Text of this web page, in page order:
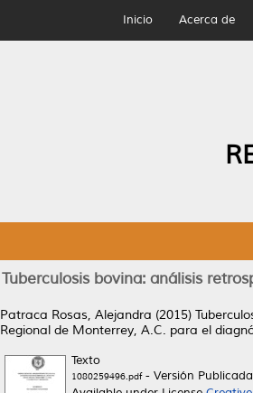
Inicio Acerca de
Tuberculosis bovina: análisis
Patraca Rosas, Alejandra (2015)
Regional de Monterrey, A.C. para el
Texto
1080259496.pdf- Versión Publicada